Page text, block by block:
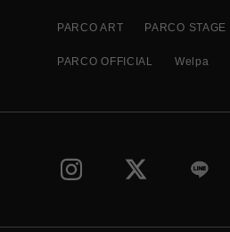
PARCO ART PARCO STAGE
PARCO OFFICIAL Welpa